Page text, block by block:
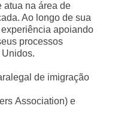
atua na área de
Ao longo de sua
apoiando
processos
de imigração
Association) e